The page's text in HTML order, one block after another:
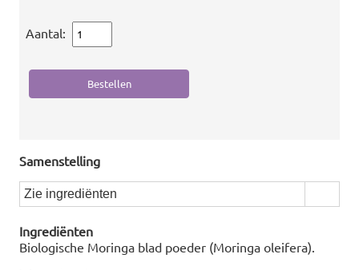
Aantal:
Samenstelling
Zie ingrediënten
Ingrediënten
Biologische Moringa blad poeder (Moringa oleifera).